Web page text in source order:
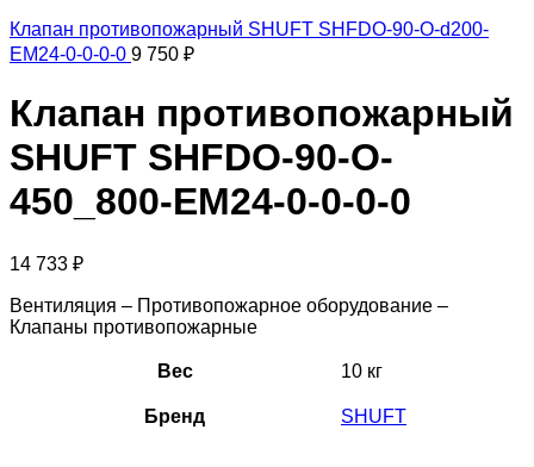
Клапан противопожарный SHUFT SHFDO-90-O-d200-
EM24-0-0-0-0 9 750 ₽
Клапан противопожарный
SHUFT SHFDO-90-O-
450_800-EM24-0-0-0-0
14 733 ₽
Вентиляция – Противопожарное оборудование –
Клапаны противопожарные
Вес 10 кг
Бренд SHUFT